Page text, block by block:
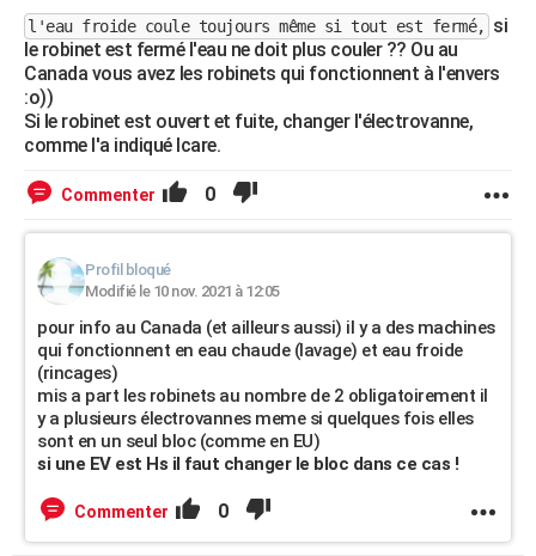
l'eau froide coule toujours même si tout est fermé, si
le robinet est fermé l'eau ne doit plus couler ?? Ou au
Canada vous avez les robinets qui fonctionnent à l'envers
:o))
Si le robinet est ouvert et fuite, changer l'électrovanne,
comme l'a indiqué Icare.
Commenter 0
Profil bloqué
Modifié le 10 nov. 2021 à 12:05
pour info au Canada (et ailleurs aussi) il y a des machines
qui fonctionnent en eau chaude (lavage) et eau froide
(rincages)
mis a part les robinets au nombre de 2 obligatoirement il
y a plusieurs électrovannes meme si quelques fois elles
sont en un seul bloc (comme en EU)
si une EV est Hs il faut changer le bloc dans ce cas !
Commenter 0